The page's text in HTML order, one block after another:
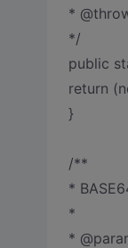
*
*/
public
return
}
/**
*
*
*